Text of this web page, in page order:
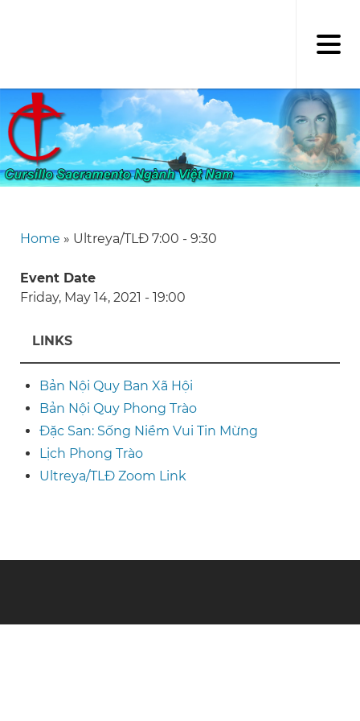
LINKS
Bản Nội Quy Ban Xã Hội
Bản Nội Quy Phong Trào
Đặc San: Sống Niềm Vui Tin Mừng
Lịch Phong Trào
Ultreya/TLĐ Zoom Link
Breadcrumb
Home Ultreya/TLĐ 7:00 - 9:30
Event Date
Friday, May 14, 2021 - 19:00